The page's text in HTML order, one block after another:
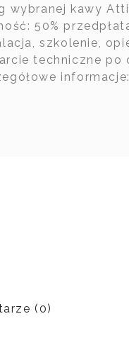
wybranej kawy
50%
szkolenie,
techniczne po
(0)